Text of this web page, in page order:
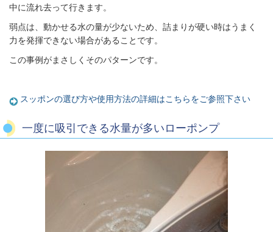
中に流れ去って行きます。
弱点は、動かせる水の量が少ないため、詰まりが硬い時はうまく
力を発揮できない場合があることです。
この事例がまさしくそのパターンです。
スッポンの選び方や使用方法の詳細はこちらをご参照下さい
一度に吸引できる水量が多いローポンプ